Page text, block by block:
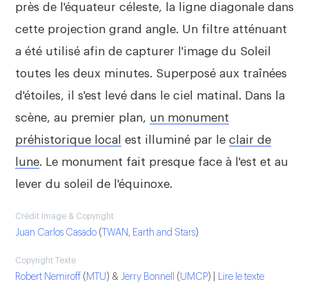
près de l'équateur céleste, la ligne diagonale dans
cette projection grand angle. Un filtre atténuant
a été utilisé afin de capturer l'image du Soleil
toutes les deux minutes. Superposé aux traînées
d'étoiles, il s'est levé dans le ciel matinal. Dans la
scène, au premier plan, un monument
préhistorique local est illuminé par le clair de
lune. Le monument fait presque face à l'est et au
lever du soleil de l'équinoxe.
Crédit Image & Copyright
Juan Carlos Casado ( TWAN, Earth and Stars)
Copyright Texte
Robert Nemiroff ( MTU ) & Jerry Bonnell ( UMCP) |
Lire le texte